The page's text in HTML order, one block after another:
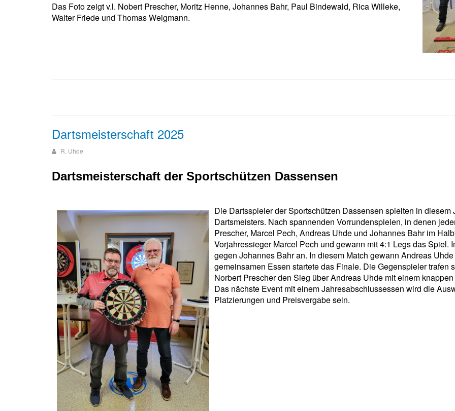
Das Foto zeigt v.l. Nobert Prescher, Moritz Henne, Johannes Bahr, Paul Bindewald, Rica Willeke,
Walter Friede und Thomas Weigmann.
Dartsmeisterschaft 2025
R. Uhde
Dartsmeisterschaft der Sportschützen Dassensen
Die Dartsspieler der Sportschützen Dassensen spielten in
Dartsmeisters. Nach spannenden Vorrundenspielen, in denen
Prescher, Marcel Pech, Andreas Uhde und Johannes Bahr im
Vorjahressieger Marcel Pech und gewann mit 4:1 Legs das
gegen Johannes Bahr an. In diesem Match gewann Andreas
gemeinsamen Essen startete das Finale. Die Gegenspieler
Norbert Prescher den Sieg über Andreas Uhde mit einem
Das nächste Event mit einem Jahresabschlussessen wird die
Platzierungen und Preisvergabe sein.